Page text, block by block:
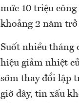
mức 10 triệu
khoảng 2 năm trở
Suốt nhiều tháng
hiệu giảm nhiệt
sớm thay đổi lập
giờ đây, tin xấu